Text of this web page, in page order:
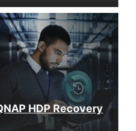
HDP Recovery